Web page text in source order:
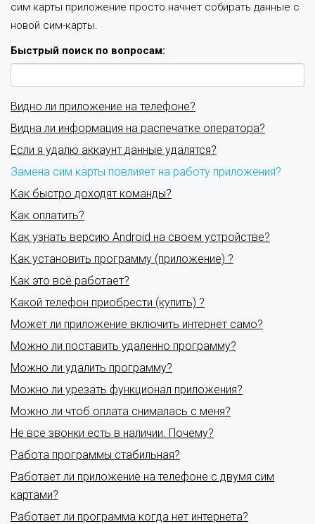
сим карты приложение просто начнет собирать данные с
новой сим-карты.
Быстрый поиск по вопросам:
Видно ли приложение на телефоне?
Видна ли информация на распечатке оператора?
Если я удалю аккаунт данные удалятся?
Замена сим карты повлияет на работу приложения?
Как быстро доходят команды?
Как оплатить?
Как узнать версию Android на своем устройстве?
Как установить программу (приложение) ?
Как это всё работает?
Какой телефон приобрести (купить) ?
Может ли приложение включить интернет само?
Можно ли поставить удаленно программу?
Можно ли удалить программу?
Можно ли урезать функционал приложения?
Можно ли чтоб оплата снималась с меня?
Не все звонки есть в наличии. Почему?
Работа программы стабильная?
Работает ли приложение на телефоне с двумя сим
картами?
Работает ли программа когда нет интернета?